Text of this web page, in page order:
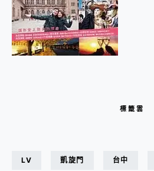
標籤雲
LV 凱旋門 台中